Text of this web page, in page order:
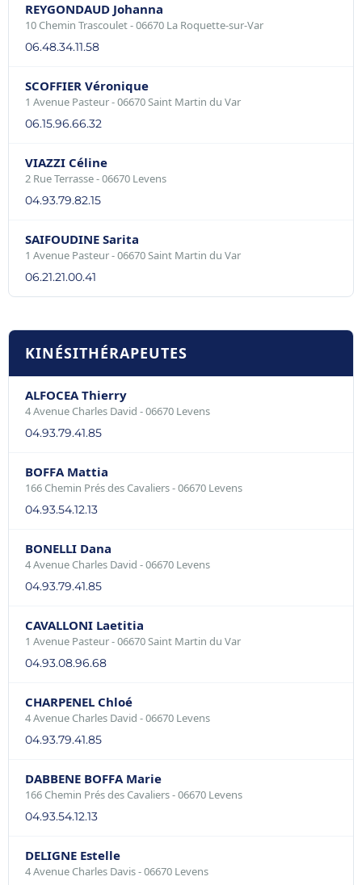
REYGONDAUD Johanna
10 Chemin Trascoulet - 06670 La Roquette-sur-Var
06.48.34.11.58
SCOFFIER Véronique
1 Avenue Pasteur - 06670 Saint Martin du Var
06.15.96.66.32
VIAZZI Céline
2 Rue Terrasse - 06670 Levens
04.93.79.82.15
SAIFOUDINE Sarita
1 Avenue Pasteur - 06670 Saint Martin du Var
06.21.21.00.41
KINÉSITHÉRAPEUTES
ALFOCEA Thierry
4 Avenue Charles David - 06670 Levens
04.93.79.41.85
BOFFA Mattia
166 Chemin Prés des Cavaliers - 06670 Levens
04.93.54.12.13
BONELLI Dana
4 Avenue Charles David - 06670 Levens
04.93.79.41.85
CAVALLONI Laetitia
1 Avenue Pasteur - 06670 Saint Martin du Var
04.93.08.96.68
CHARPENEL Chloé
4 Avenue Charles David - 06670 Levens
04.93.79.41.85
DABBENE BOFFA Marie
166 Chemin Prés des Cavaliers - 06670 Levens
04.93.54.12.13
DELIGNE Estelle
4 Avenue Charles Davis - 06670 Levens